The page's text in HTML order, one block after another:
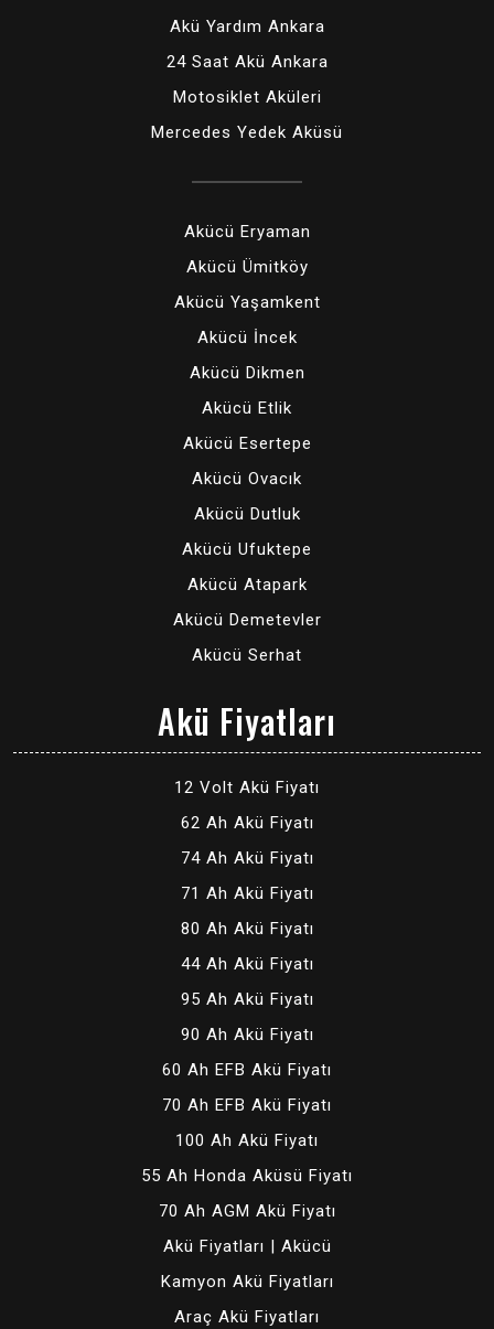
Akü Yardım Ankara
24 Saat Akü Ankara
Motosiklet Aküleri
Mercedes Yedek Aküsü
Akücü Eryaman
Akücü Ümitköy
Akücü Yaşamkent
Akücü İncek
Akücü Dikmen
Akücü Etlik
Akücü Esertepe
Akücü Ovacık
Akücü Dutluk
Akücü Ufuktepe
Akücü Atapark
Akücü Demetevler
Akücü Serhat
Akü Fiyatları
12 Volt Akü Fiyatı
62 Ah Akü Fiyatı
74 Ah Akü Fiyatı
71 Ah Akü Fiyatı
80 Ah Akü Fiyatı
44 Ah Akü Fiyatı
95 Ah Akü Fiyatı
90 Ah Akü Fiyatı
60 Ah EFB Akü Fiyatı
70 Ah EFB Akü Fiyatı
100 Ah Akü Fiyatı
55 Ah Honda Aküsü Fiyatı
70 Ah AGM Akü Fiyatı
Akü Fiyatları | Akücü
Kamyon Akü Fiyatları
Araç Akü Fiyatları